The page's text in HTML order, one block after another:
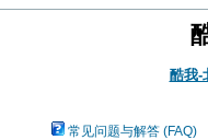
酷我-
常见问题与解答 (FAQ)